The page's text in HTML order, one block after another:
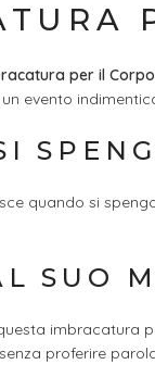
per il
evento
quando si
SUO
questa
proferire